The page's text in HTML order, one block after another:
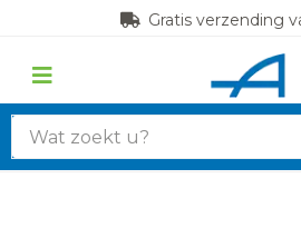
Gratis verzending
Zoek
naar: